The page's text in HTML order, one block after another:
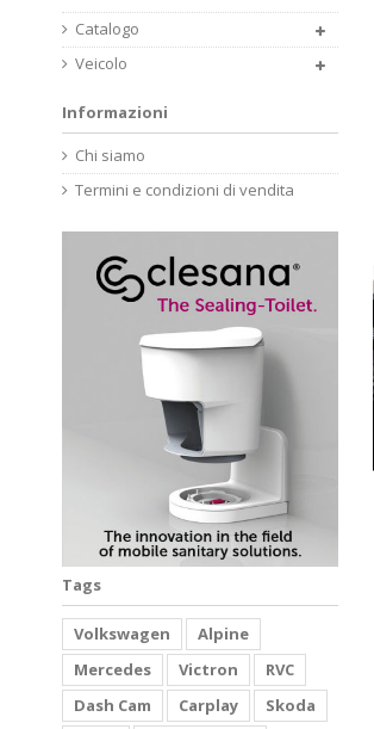
Catalogo
Veicolo
Informazioni
Chi siamo
Termini e condizioni di vendita
Tags
Volkswagen
Alpine
Mercedes
Victron
RVC
Dash Cam
Carplay
Skoda